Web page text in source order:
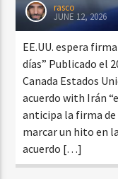
rasco
JUNE 12, 2026
EE.UU. espera
días” Publicado el
Canada Estados
acuerdo with Irán
anticipa la firma de
marcar un hito en
acuerdo […]